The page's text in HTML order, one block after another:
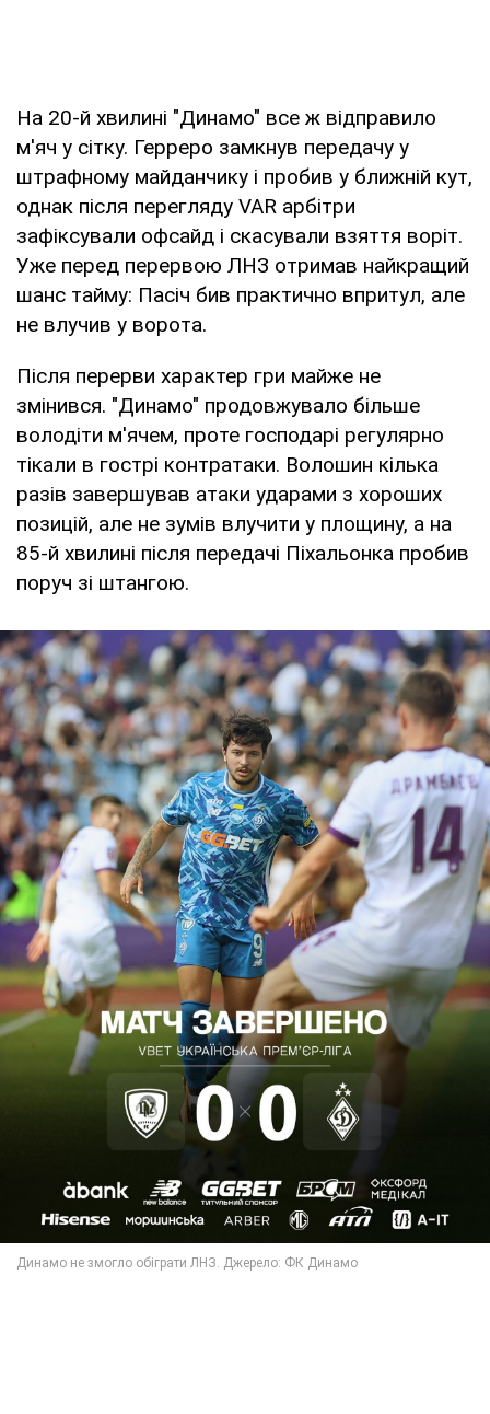
На 20-й хвилині "Динамо" все ж відправило
м'яч у сітку. Герреро замкнув передачу у
штрафному майданчику і пробив у ближній кут,
однак після перегляду VAR арбітри
зафіксували офсайд і скасували взяття воріт.
Уже перед перервою ЛНЗ отримав найкращий
шанс тайму: Пасіч бив практично впритул, але
не влучив у ворота.
Після перерви характер гри майже не
змінився. "Динамо" продовжувало більше
володіти м'ячем, проте господарі регулярно
тікали в гострі контратаки. Волошин кілька
разів завершував атаки ударами з хороших
позицій, але не зумів влучити у площину, а на
85-й хвилині після передачі Піхальонка пробив
поруч зі штангою.